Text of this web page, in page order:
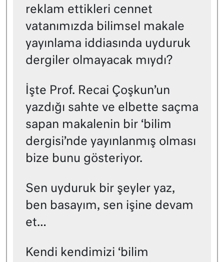
reklam ettikleri cennet
vatanımızda bilimsel makale
yayınlama iddiasında uyduruk
dergiler olmayacak mıydı?
İşte Prof. Recai Çoşkun’un
yazdığı sahte ve elbette saçma
sapan makalenin bir ‘bilim
dergisi’nde yayınlanmış olması
bize bunu gösteriyor.
Sen uyduruk bir şeyler yaz,
ben basayım, sen işine devam
et…
Kendi kendimizi ‘bilim